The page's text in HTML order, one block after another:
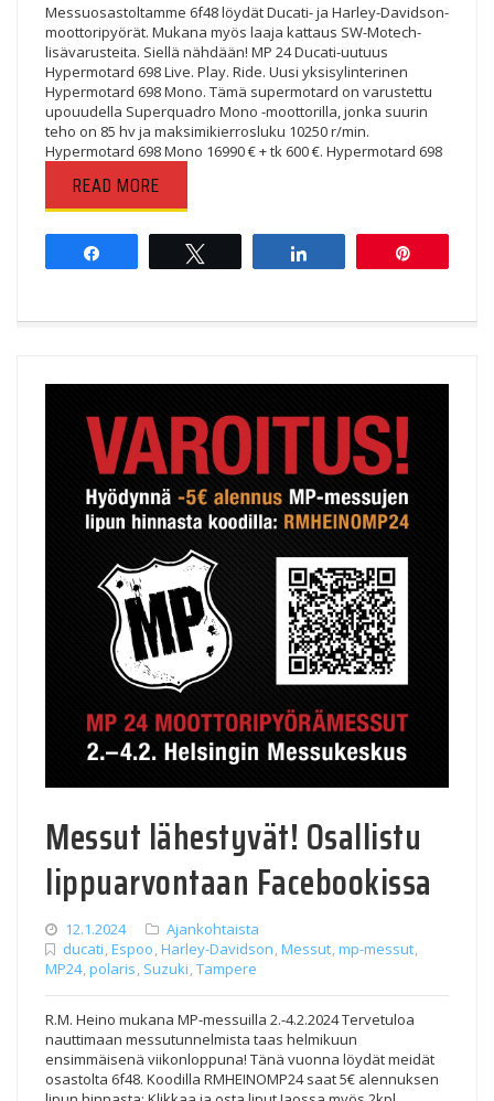
Messuosastoltamme 6f48 löydät Ducati- ja Harley-Davidson-
moottoripyörät. Mukana myös laaja kattaus SW-Motech-
lisävarusteita. Siellä nähdään! MP 24 Ducati-uutuus
Hypermotard 698 Live. Play. Ride. Uusi yksisylinterinen
Hypermotard 698 Mono. Tämä supermotard on varustettu
upouudella Superquadro Mono -moottorilla, jonka suurin
teho on 85 hv ja maksimikierrosluku 10250 r/min.
Hypermotard 698 Mono 16990 € + tk 600 €. Hypermotard 698
READ MORE
Messut lähestyvät! Osallistu
lippuarvontaan Facebookissa
12.1.2024
Ajankohtaista
ducati,Espoo,Harley-Davidson,Messut,mp-messut,
MP24,polaris, Suzuki,Tampere
R.M. Heino mukana MP-messuilla 2.-4.2.2024 Tervetuloa
nauttimaan messutunnelmista taas helmikuun
ensimmäisenä viikonloppuna! Tänä vuonna löydät meidät
osastolta 6f48. Koodilla RMHEINOMP24 saat 5€ alennuksen